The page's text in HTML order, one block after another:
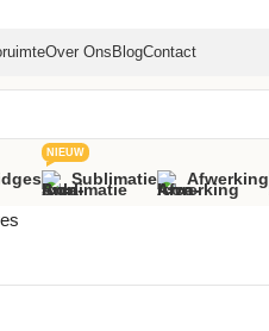
Over Ons BlogContact
Sublimatie
NIEUW
Afwerking